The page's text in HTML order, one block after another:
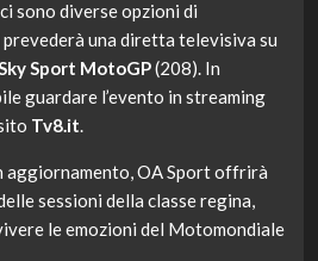
sono diverse opzioni di
una diretta televisiva su
Sport MotoGP(208). In
guardare l’evento in streaming
Tv8.it.
aggiornamento, OA Sport offrirà
sessioni della classe regina,
le emozioni del Motomondiale